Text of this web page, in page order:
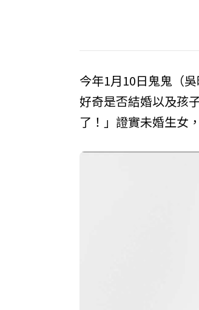
今年1月10日鬼鬼（
好奇是否結婚以及孩
了！」證實未婚生女